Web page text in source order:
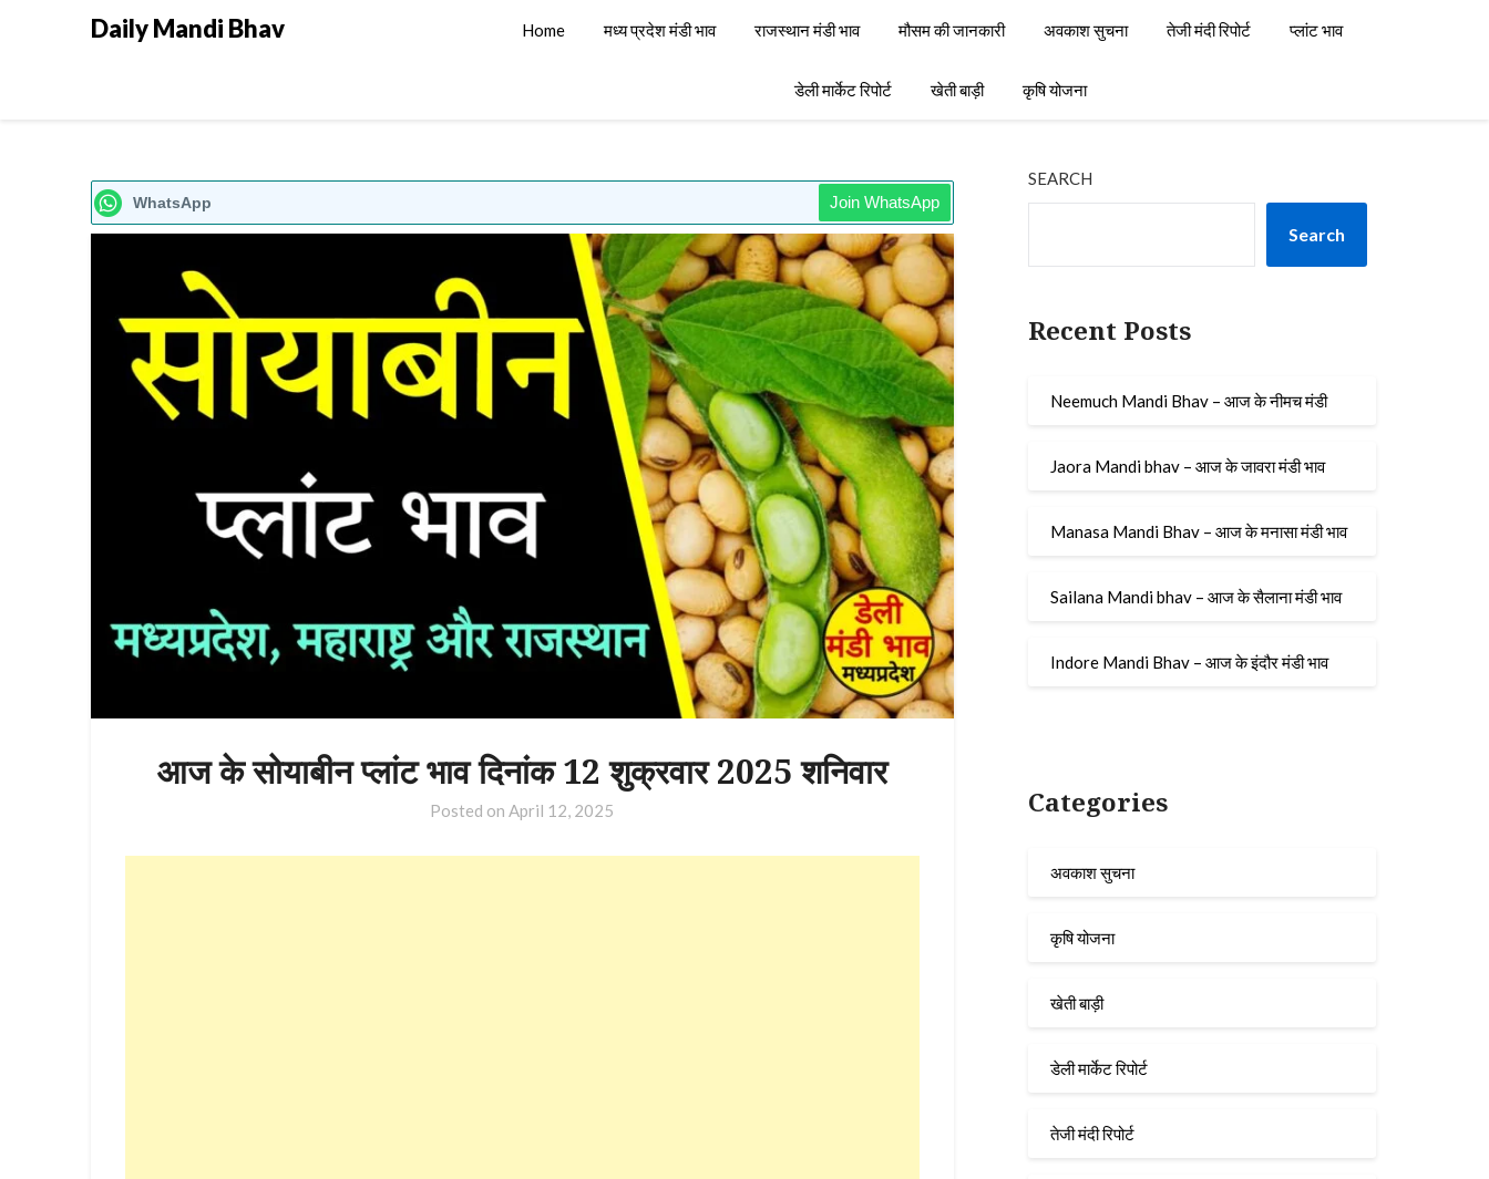
Daily Mandi Bhav Home मध्य प्रदेश मंडी भाव राजस्थान मंडी भाव मौसम की जानकारी अवकाश सुचना तेजी मंदी रिपोर्ट प्लांट भाव
डेली मार्केट रिपोर्ट खेती बाड़ी कृषि योजना
WhatsApp Join WhatsApp
आज के सोयाबीन प्लांट भाव दिनांक 12 शुक्रवार 2025 शनिवार
Posted onApril 12, 2025
SEARCH
Search
Recent Posts
Neemuch Mandi Bhav – आज के नीमच मंडी
Jaora Mandi bhav – आज के जावरा मंडी भाव
Manasa Mandi Bhav – आज के मनासा मंडी भाव
Sailana Mandi bhav – आज के सैलाना मंडी भाव
Indore Mandi Bhav – आज के इंदौर मंडी भाव
Categories
अवकाश सुचना
कृषि योजना
खेती बाड़ी
डेली मार्केट रिपोर्ट
तेजी मंदी रिपोर्ट